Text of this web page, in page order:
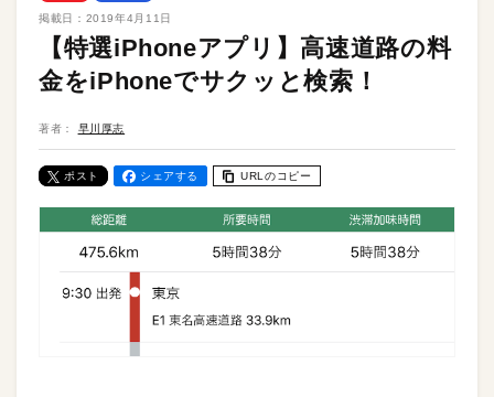
掲載日： 2019年4月11日
【特選iPhoneアプリ】高速道路の料
金をiPhoneでサクッと検索！
著者： 早川厚志
ポスト シェアする URLのコピー